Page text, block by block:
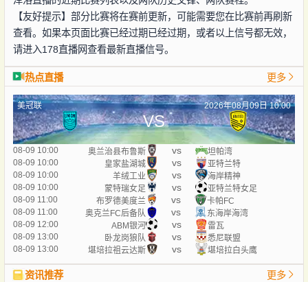
【友好提示】部分比赛将在赛前更新，可能需要您在比赛前再刷新
查看。如果本页面比赛已经过期已经过期，或者以上信号都无效，
请进入178直播网查看最新直播信号。
热点直播 更多
美冠联 2026年08月09日 10:00
VS
08-09 10:00 奥兰治县布鲁斯 vs
坦帕湾
08-09 10:00
皇家盐湖城 vs
亚特兰特
08-09 10:00
羊绒工业 vs
海岸精神
08-09 10:00
蒙特瑞女足 vs
亚特兰特女足
08-09 11:00
布罗德美度兰 vs
卡帕FC
08-09 11:00
奥克兰FC后备队 vs
东海岸海湾
08-09 12:00
ABM银河 vs
雷瓦
08-09 13:00
卧龙岗狼队 vs
悉尼联盟
08-09 13:00
堪培拉祖云达斯 vs 堪培拉白头鹰
资讯推荐 更多